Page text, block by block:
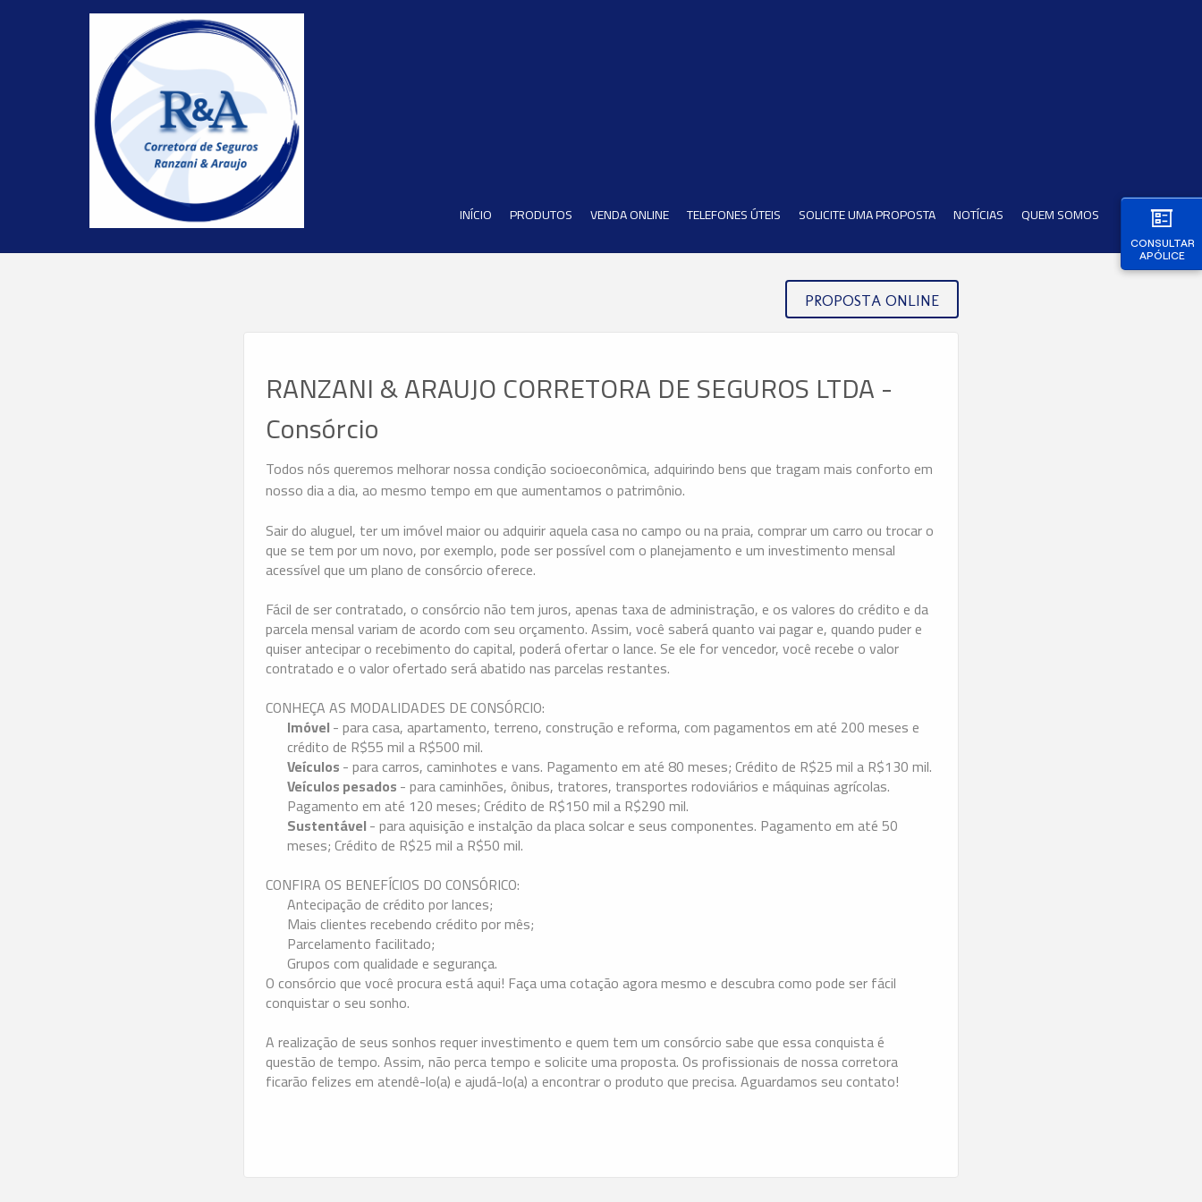
CONSULTAR
APÓLICE
INÍCIO PRODUTOS VENDA ONLINE TELEFONES ÚTEIS SOLICITE UMA PROPOSTA NOTÍCIAS QUEM SOMOS
PROPOSTA ONLINE
RANZANI & ARAUJO CORRETORA DE SEGUROS LTDA -
Consórcio
Todos nós queremos melhorar nossa condição socioeconômica, adquirindo bens que tragam mais conforto em
nosso dia a dia, ao mesmo tempo em que aumentamos o patrimônio.
Sair do aluguel, ter um imóvel maior ou adquirir aquela casa no campo ou na praia, comprar um carro ou trocar o
que se tem por um novo, por exemplo, pode ser possível com o planejamento e um investimento mensal
acessível que um plano de consórcio oferece.
Fácil de ser contratado, o consórcio não tem juros, apenas taxa de administração, e os valores do crédito e da
parcela mensal variam de acordo com seu orçamento. Assim, você saberá quanto vai pagar e, quando puder e
quiser antecipar o recebimento do capital, poderá ofertar o lance. Se ele for vencedor, você recebe o valor
contratado e o valor ofertado será abatido nas parcelas restantes.
CONHEÇA AS MODALIDADES DE CONSÓRCIO:
Imóvel- para casa, apartamento, terreno, construção e reforma, com pagamentos em até 200 meses e
crédito de R$55 mil a R$500 mil.
Veículos- para carros, caminhotes e vans. Pagamento em até 80 meses; Crédito de R$25 mil a R$130 mil.
Veículos pesados- para caminhões, ônibus, tratores, transportes rodoviários e máquinas agrícolas.
Pagamento em até 120 meses; Crédito de R$150 mil a R$290 mil.
Sustentável- para aquisição e instalção da placa solcar e seus componentes. Pagamento em até 50
meses; Crédito de R$25 mil a R$50 mil.
CONFIRA OS BENEFÍCIOS DO CONSÓRICO:
Antecipação de crédito por lances;
Mais clientes recebendo crédito por mês;
Parcelamento facilitado;
Grupos com qualidade e segurança.
O consórcio que você procura está aqui! Faça uma cotação agora mesmo e descubra como pode ser fácil
conquistar o seu sonho.
A realização de seus sonhos requer investimento e quem tem um consórcio sabe que essa conquista é
questão de tempo. Assim, não perca tempo e solicite uma proposta. Os profissionais de nossa corretora
ficarão felizes em atendê-lo(a) e ajudá-lo(a) a encontrar o produto que precisa. Aguardamos seu contato!